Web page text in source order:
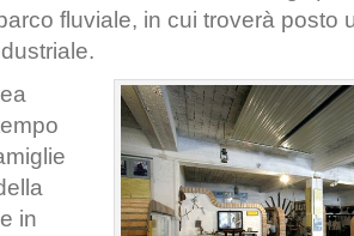
fluviale, in cui troverà posto
in